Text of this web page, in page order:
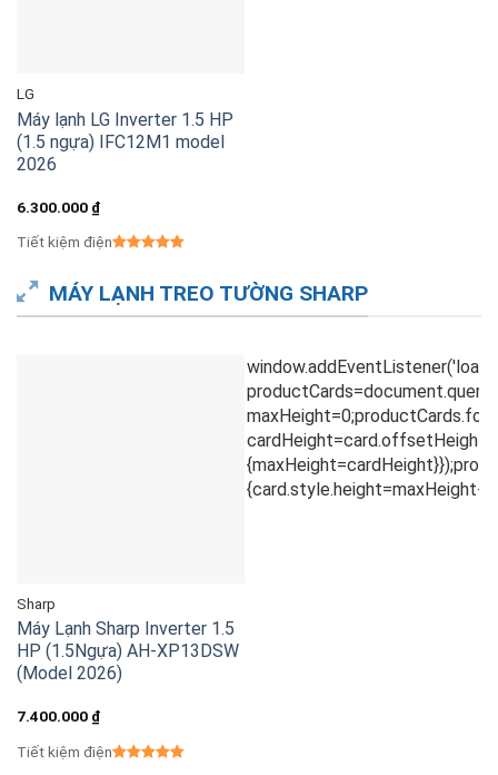
LG
Máy lạnh LG Inverter 1.5 HP
(1.5 ngựa) IFC12M1 model
2026
6.300.000 ₫
Tiết kiệm điện
MÁY LẠNH TREO TƯỜNG SHARP
Sharp
Máy Lạnh Sharp Inverter 1.5
HP (1.5Ngựa) AH-XP13DSW
(Model 2026)
7.400.000 ₫
Tiết kiệm điện